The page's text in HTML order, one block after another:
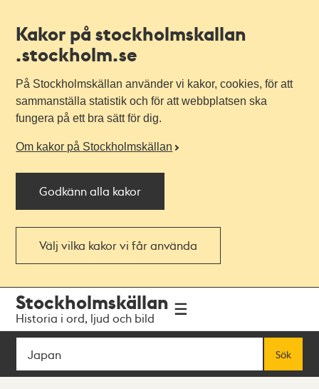
Kakor på stockholmskallan
.stockholm.se
På Stockholmskällan använder vi kakor, cookies, för att
sammanställa statistik och för att webbplatsen ska
fungera på ett bra sätt för dig.
Om kakor på Stockholmskällan
Godkänn alla kakor
Välj vilka kakor vi får använda
navigationen
huvudinnehållet
Stockholmskällan
Historia i ord, ljud och bild
Sök
Sök